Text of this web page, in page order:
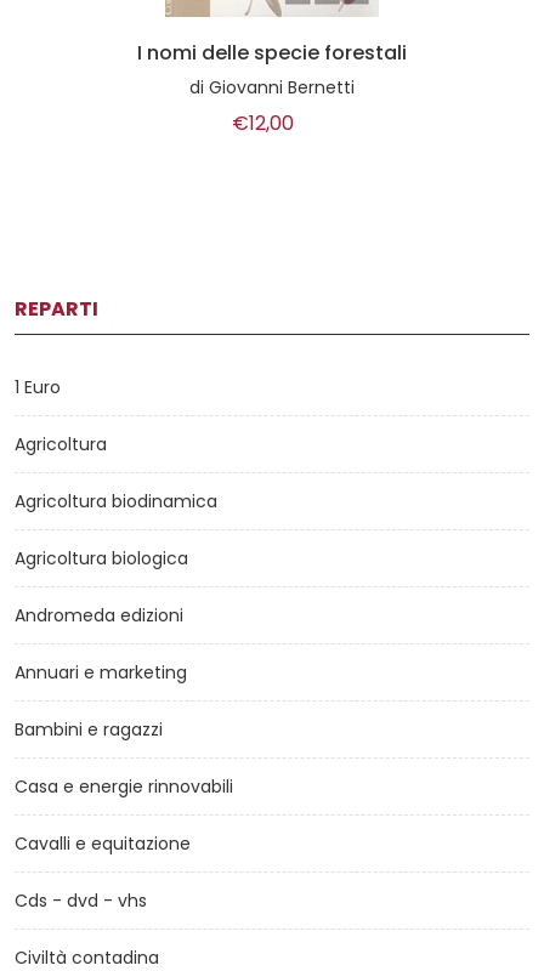
I nomi delle specie forestali
di Giovanni Bernetti
€12,00
REPARTI
1 Euro
Agricoltura
Agricoltura biodinamica
Agricoltura biologica
Andromeda edizioni
Annuari e marketing
Bambini e ragazzi
Casa e energie rinnovabili
Cavalli e equitazione
Cds - dvd - vhs
Civiltà contadina